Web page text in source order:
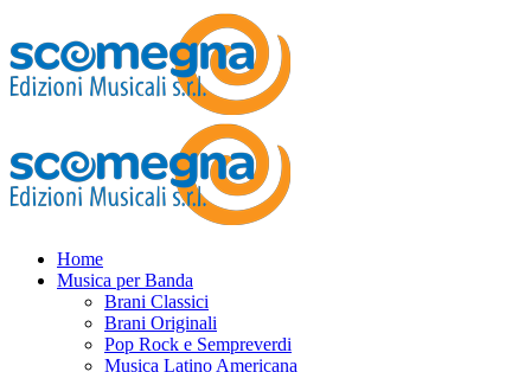
Home
Musica per Banda
Brani Classici
Brani Originali
Pop Rock e Sempreverdi
Musica Latino Americana